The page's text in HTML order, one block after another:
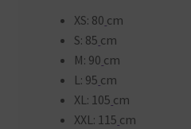
XS: 80 cm
S: 85 cm
M: 90 cm
L: 95 cm
XL: 105 cm
XXL: 115 cm